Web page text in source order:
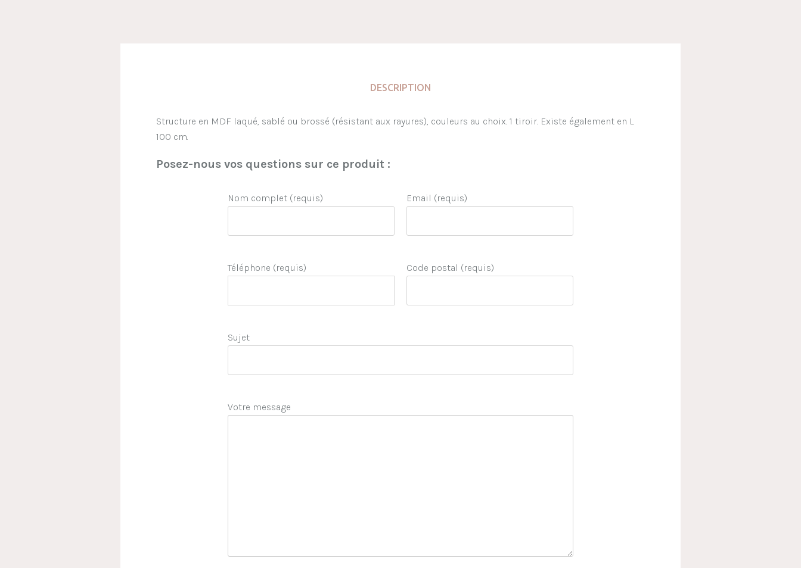
DESCRIPTION
Structure en MDF laqué, sablé ou brossé (résistant aux rayures), couleurs au choix. 1 tiroir. Existe également en L
100 cm.
Posez-nous vos questions sur ce produit :
Nom complet (requis) Email (requis)
Téléphone (requis) Code postal (requis)
Sujet
Votre message